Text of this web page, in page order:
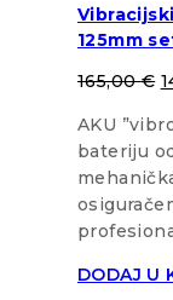
125mm
165,00€
AKU
bateriju
DODAJ U